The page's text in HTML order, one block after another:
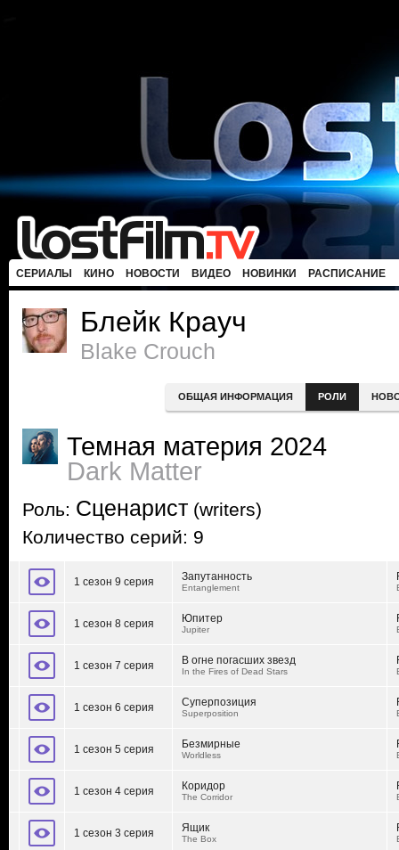
СЕРИАЛЫ КИНО НОВОСТИ ВИДЕО НОВИНКИ РАСПИСАНИЕ
Блейк Крауч
Blake Crouch
ОБЩАЯ ИНФОРМАЦИЯ РОЛИ
Темная материя 2024
Dark Matter
Роль: Сценарист (writers)
Количество серий: 9
1 сезон 9 серия Запутанность
Entanglement
1 сезон 8 серия Юпитер
Jupiter
1 сезон 7 серия В огне погасших звезд
In the Fires of Dead Stars
1 сезон 6 серия Суперпозиция
Superposition
1 сезон 5 серия Безмирные
Worldless
1 сезон 4 серия Коридор
The Corridor
1 сезон 3 серия Ящик
The Box